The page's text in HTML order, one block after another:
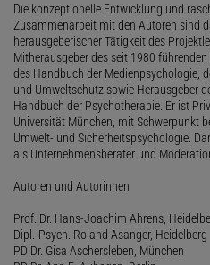
Die konzeptionelle Entwicklung und
Zusammenarbeit mit den Autoren sind
herausgeberischer Tätigkeit des
Mitherausgeber des seit 1980
des Handbuch der Medienpsychologie,
und Umweltschutz sowie Herausgeber
Handbuch der Psychotherapie. Er ist
Universität München, mit Schwerpunkt
Umwelt- und Sicherheitspsychologie.
als Unternehmensberater und
Autoren und Autorinnen
Prof. Dr. Hans-Joachim Ahrens,
Dipl.-Psych. Roland Asanger, Heidelberg
PD Dr. Gisa Aschersleben, München